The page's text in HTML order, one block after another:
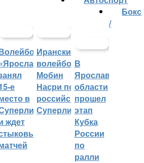
е
в
ждет
Иранский
волейболист
Мобин
Насри покинет
российскую
Суперлигу
В
Ярославской
области
прошел
этап
Кубка
России
по
ралли
Бокс
/